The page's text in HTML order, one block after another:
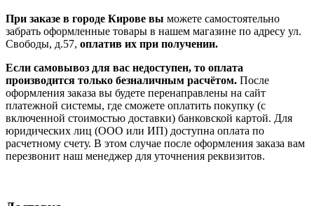
При заказе в городе Кирове вы можете самостоятельно
забрать оформленные товары в нашем магазине по адресу ул.
Свободы, д.57, оплатив их при получении.
Если самовывоз для вас недоступен, то оплата
производится только безналичным расчётом. После
оформления заказа вы будете перенаправлены на сайт
платежной системы, где сможете оплатить покупку (с
включенной стоимостью доставки) банковской картой. Для
юридических лиц (ООО или ИП) доступна оплата по
расчетному счету. В этом случае после оформления заказа вам
перезвонит наш менеджер для уточнения реквизитов.